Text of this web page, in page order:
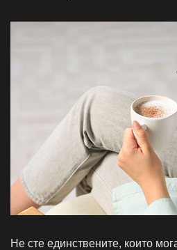
Не сте единствените, които